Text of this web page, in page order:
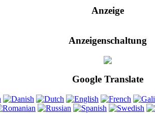
Anzeige
Anzeigenschaltung
Google Translate